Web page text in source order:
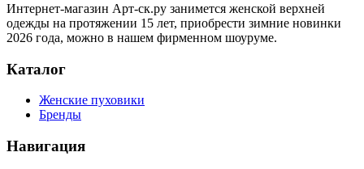
Интернет-магазин Арт-ск.ру занимется женской верхней
одежды на протяжении 15 лет, приобрести зимние новинки
2026 года, можно в нашем фирменном шоуруме.
Каталог
Женские пуховики
Бренды
Навигация